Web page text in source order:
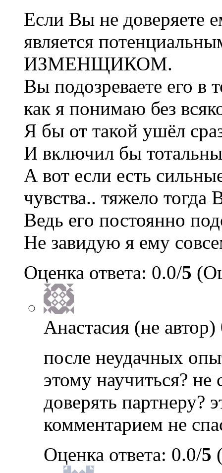
Если Вы не доверяете
является
ИЗМЕНЩИКОМ.
Вы подозреваете его в
как я понимаю без
Я бы от такой ушёл
И включил бы
А вот если есть
чувства.. тяжело
Ведь его постоянно
Не завидую я ему
Оценка ответа: 0.0/5
Анастасия (не автор)
после неудачных
этому научиться?
доверять партнеру?
комментарием не
Оценка ответа: 0.0/5